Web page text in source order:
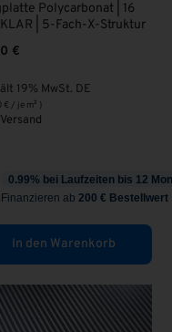
Polycarbonat | 16
| 5-Fach-X-Struktur
€
19% MwSt. DE
€ / je m² )
Versand
In den Warenkorb